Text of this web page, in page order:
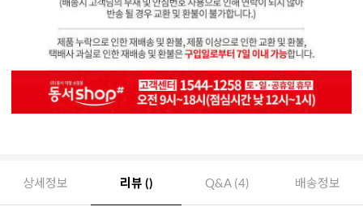
상세정보 리뷰 () Q&A (4) 배송정보